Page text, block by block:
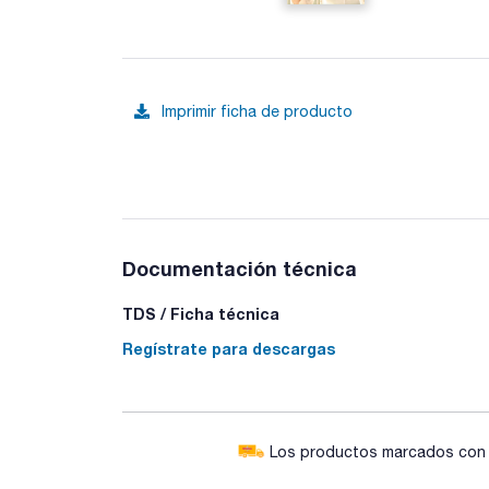
Imprimir ficha de producto
Documentación técnica
TDS / Ficha técnica
Regístrate para descargas
Los productos marcados